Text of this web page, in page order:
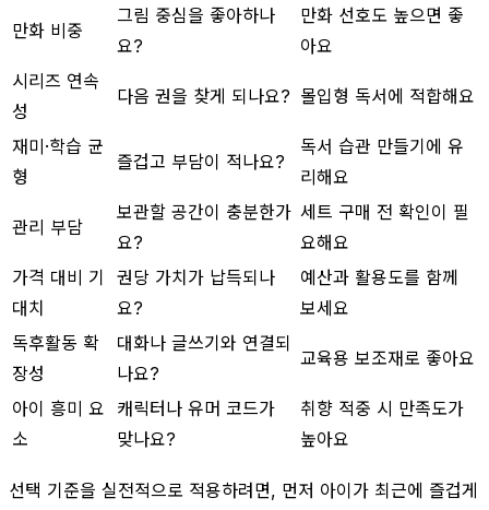
만화 비중
그림 중심을 좋아하나
요?
만화 선호도 높으면 좋
아요
시리즈 연속
성
다음 권을 찾게 되나요? 몰입형 독서에 적합해요
재미·학습 균
형
즐겁고 부담이 적나요?
독서 습관 만들기에 유
리해요
관리 부담
보관할 공간이 충분한가
요?
세트 구매 전 확인이 필
요해요
가격 대비 기
대치
권당 가치가 납득되나
요?
예산과 활용도를 함께
보세요
독후활동 확
장성
대화나 글쓰기와 연결되
나요?
교육용 보조재로 좋아요
아이 흥미 요
소
캐릭터나 유머 코드가
맞나요?
취향 적중 시 만족도가
높아요
선택 기준을 실전적으로 적용하려면, 먼저 아이가 최근에 즐겁게